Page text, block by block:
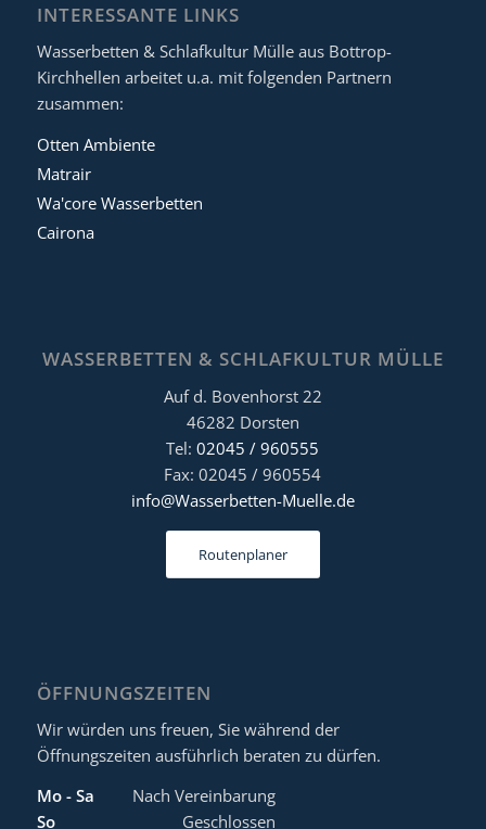
INTERESSANTE LINKS
Wasserbetten & Schlafkultur Mülle aus Bottrop-
Kirchhellen arbeitet u.a. mit folgenden Partnern
zusammen:
Otten Ambiente
Matrair
Wa'core Wasserbetten
Cairona
WASSERBETTEN & SCHLAFKULTUR MÜLLE
Auf d. Bovenhorst 22
46282 Dorsten
Tel:02045 / 960555
Fax: 02045 / 960554
info@Wasserbetten-Muelle.de
Routenplaner
ÖFFNUNGSZEITEN
Wir würden uns freuen, Sie während der
Öffnungszeiten ausführlich beraten zu dürfen.
Mo - Sa
Nach Vereinbarung
So
Geschlossen